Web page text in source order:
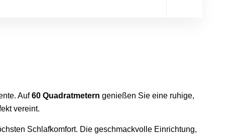
Auf60 Quadratmetern genießen Sie eine ruhige,
vereint.
Schlafkomfort. Die geschmackvolle Einrichtung,